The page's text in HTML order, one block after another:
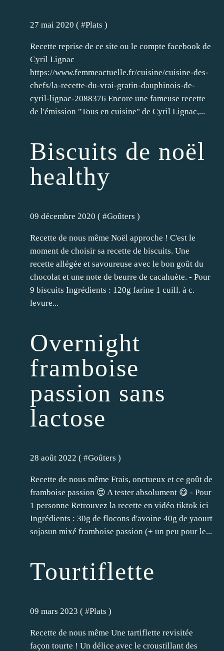
27 mai 2020 ( #Plats )
Recette reprise de ce site ou le compte facebook de
Cyril Lignac
https://www.femmeactuelle.fr/cuisine/cuisine-des-
chefs/la-recette-du-vrai-gratin-dauphinois-de-
cyril-lignac-2088376 Encore une fameuse recette
de l'émission "Tous en cuisine" de Cyril Lignac,...
Biscuits de noël
healthy
09 décembre 2020 ( #Goûters )
Recette de nous même Noël approche ! C'est le
moment de choisir sa recette de biscuits. Une
recette allégée et savoureuse avec le bon goût du
chocolat et une note de beurre de cacahuète. - Pour
9 biscuits Ingrédients : 120g farine 1 cuill. à c.
levure...
Overnight
framboise
passion sans
lactose
28 août 2022 ( #Goûters )
Recette de nous même Frais, onctueux et ce goût de
framboise passion 😍 A tester absolument 😋 - Pour
1 personne Retrouvez la recette en vidéo tiktok ici
Ingrédients : 30g de flocons d'avoine 40g de yaourt
sojasun mixé framboise passion (+ un peu pour le...
Tourtiflette
09 mars 2023 ( #Plats )
Recette de nous même Une tartiflette revisitée
façon tourte ! Un délice avec le croustillant des